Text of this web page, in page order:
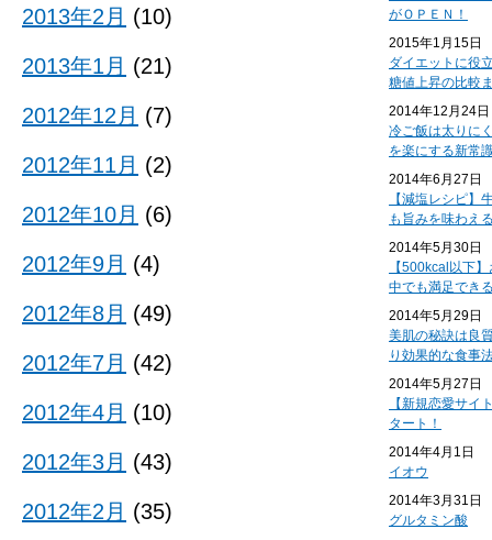
がＯＰＥＮ！
2015年1月15日
ダイエットに役
糖値上昇の比較
2014年12月24日
冷ご飯は太りに
を楽にする新常
2014年6月27日
【減塩レシピ】
も旨みを味わえ
2014年5月30日
【500kcal以下
中でも満足でき
2014年5月29日
美肌の秘訣は良
り効果的な食事
2014年5月27日
【新規恋愛サイ
タート！
2014年4月1日
イオウ
2014年3月31日
グルタミン酸
2013年2月 (10)
2013年1月 (21)
2012年12月 (7)
2012年11月 (2)
2012年10月 (6)
2012年9月 (4)
2012年8月 (49)
2012年7月 (42)
2012年4月 (10)
2012年3月 (43)
2012年2月 (35)